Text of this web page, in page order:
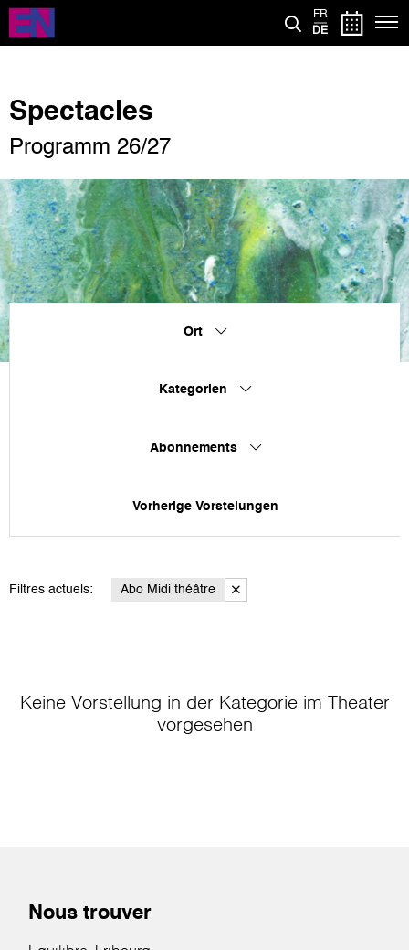
Direkt
zum
Inhalt
FR
DE
Spectacles
Programm 26/27
Ort
Kategorien
Abonnements
Vorherige Vorstelungen
Filtres actuels: Abo Midi théâtre
Keine Vorstellung in der Kategorie im Theater
vorgesehen
Nous trouver